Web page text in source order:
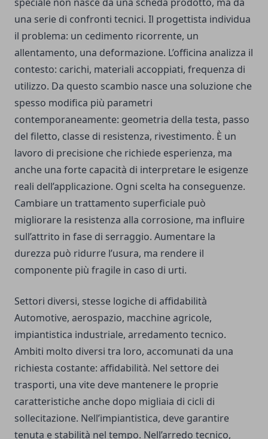
una serie di confronti tecnici. Il progettista individua
il problema: un cedimento ricorrente, un
allentamento, una deformazione. L’officina analizza il
contesto: carichi, materiali accoppiati, frequenza di
utilizzo. Da questo scambio nasce una soluzione che
spesso modifica più parametri
contemporaneamente: geometria della testa, passo
del filetto, classe di resistenza, rivestimento. È un
lavoro di precisione che richiede esperienza, ma
anche una forte capacità di interpretare le esigenze
reali dell’applicazione. Ogni scelta ha conseguenze.
Cambiare un trattamento superficiale può
migliorare la resistenza alla corrosione, ma influire
sull’attrito in fase di serraggio. Aumentare la
durezza può ridurre l’usura, ma rendere il
componente più fragile in caso di urti.
Settori diversi, stesse logiche di affidabilità
Automotive, aerospazio, macchine agricole,
impiantistica industriale, arredamento tecnico.
Ambiti molto diversi tra loro, accomunati da una
richiesta costante: affidabilità. Nel settore dei
trasporti, una vite deve mantenere le proprie
caratteristiche anche dopo migliaia di cicli di
sollecitazione. Nell’impiantistica, deve garantire
tenuta e stabilità nel tempo. Nell’arredo tecnico,